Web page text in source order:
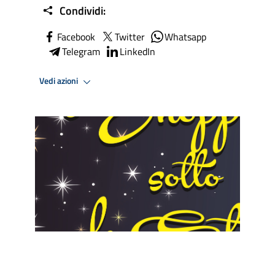
Condividi:
Facebook Twitter
Whatsapp
Telegram
LinkedIn
Vedi azioni